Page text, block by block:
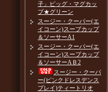
子」ピッグ・マグカッ
プ★グリーン
スージー・クーパー(エ
イコーン)スープカップ
＆ソーサーA1
スージー・クーパー(エ
イコーン)スープカップ
＆ソーサーAＢ2
スージー・クーパ
ー(ピンクドレスデンス
プレイ)ティートリオ